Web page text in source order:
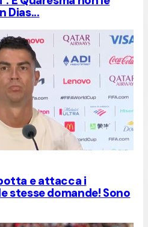
Dias...
e attacca i
stesse domande! Sono